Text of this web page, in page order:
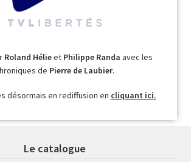
Roland Hélieet Philippe Randa avec les
de Pierre de Laubier.
désormais en rediffusion en cliquant ici.
Le catalogue